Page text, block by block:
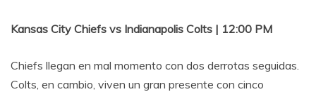
Kansas City Chiefs vs Indianapolis Colts | 12:00 PM
Chiefs llegan en mal momento con dos derrotas seguidas.
Colts, en cambio, viven un gran presente con cinco